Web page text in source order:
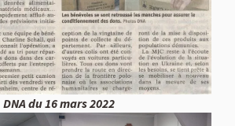
DNA du 16 mars 2022